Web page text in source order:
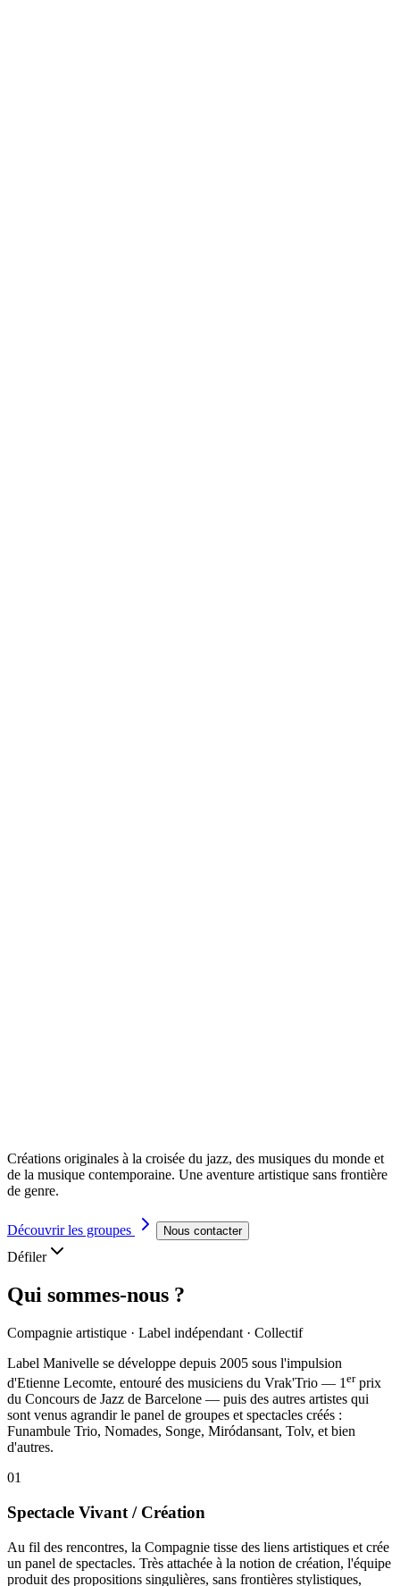
Créations originales à la croisée du jazz, des musiques du monde et
de la musique contemporaine. Une aventure artistique sans frontière
de genre.
Découvrir les groupes Nous contacter
Défiler
Qui sommes-nous ?
Compagnie artistique · Label indépendant · Collectif
Label Manivelle se développe depuis 2005 sous l'impulsion
d'Etienne Lecomte, entouré des musiciens du Vrak'Trio — 1 erprix
du Concours de Jazz de Barcelone — puis des autres artistes qui
sont venus agrandir le panel de groupes et spectacles créés :
Funambule Trio, Nomades, Songe, Miródansant, Tolv, et bien
d'autres.
01
Spectacle Vivant / Création
Au fil des rencontres, la Compagnie tisse des liens artistiques et crée
un panel de spectacles. Très attachée à la notion de création, l'équipe
produit des propositions singulières, sans frontières stylistiques,